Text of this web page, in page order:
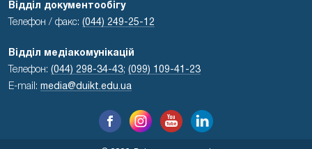
Відділ документообігу
Телефон / факс: (044) 249-25-12
Відділ медіакомунікацій
Телефон: (044) 298-34-43; (099) 109-41-23
E-mail: media@duikt.edu.ua